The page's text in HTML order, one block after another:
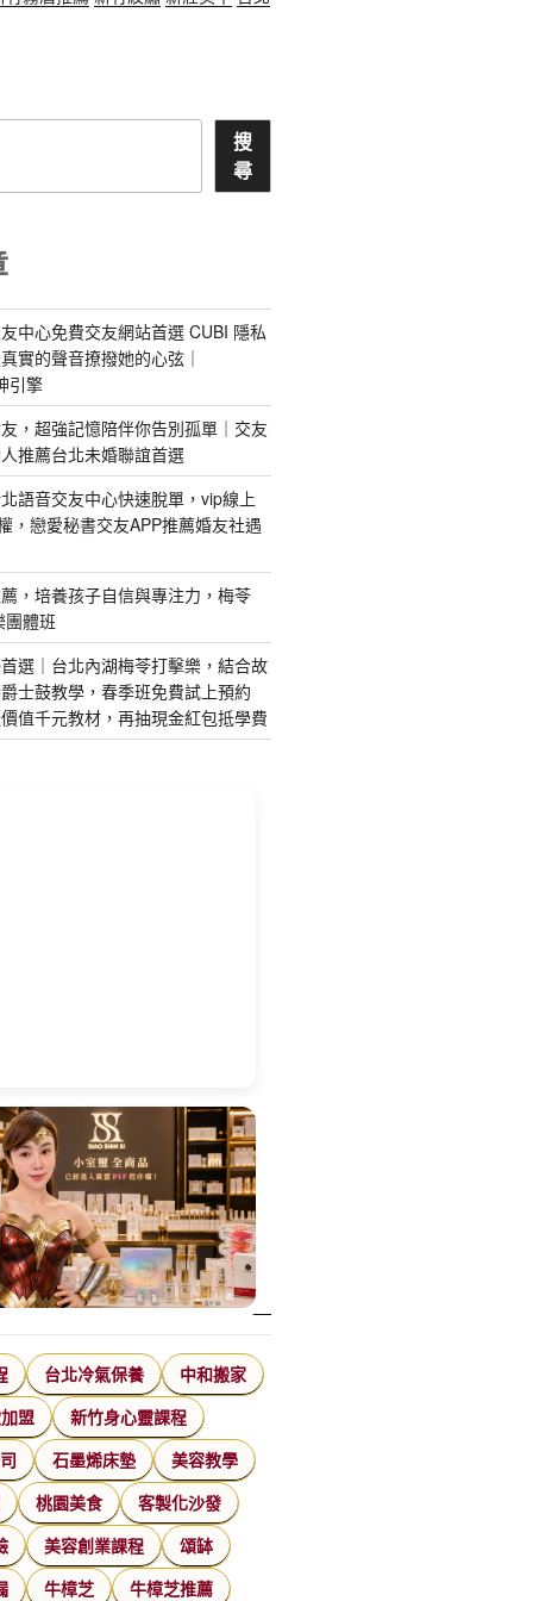
搜
尋
中心免費交友網站首選 CUBI 隱私
實的聲音撩撥她的心弦｜
引擎
，超強記憶陪伴你告別孤單｜交友
推薦台北未婚聯誼首選
語音交友中心快速脫單，vip線上
，戀愛秘書交友APP推薦婚友社遇
，培養孩子自信與專注力，梅苓
體班
選｜台北內湖梅苓打擊樂，結合故
士鼓教學，春季班免費試上預約
值千元教材，再抽現金紅包抵學費
台北冷氣保養 中和搬家
盟 新竹身心靈課程
石墨烯床墊 美容教學
桃園美食 客製化沙發
美容創業課程 頌缽
牛樟芝 牛樟芝推薦